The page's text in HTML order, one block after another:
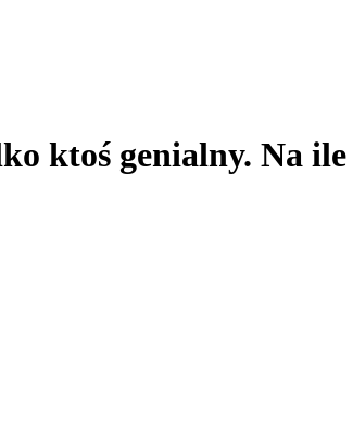
ktoś genialny. Na